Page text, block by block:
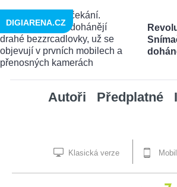
DIGIARENA.CZ
Autoři Předplatné
Klasická verze